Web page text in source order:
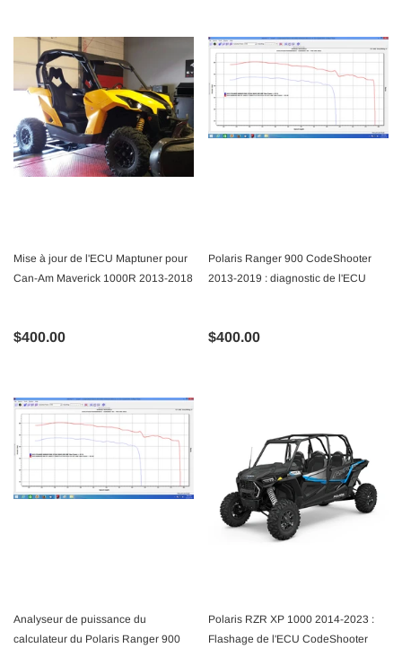
Mise à jour de l'ECU Maptuner pour
Can-Am Maverick 1000R 2013-2018
$400.00
Polaris Ranger 900 CodeShooter
2013-2019 : diagnostic de l'ECU
$400.00
Analyseur de puissance du
calculateur du Polaris Ranger 900
Polaris RZR XP 1000 2014-2023 :
Flashage de l'ECU CodeShooter